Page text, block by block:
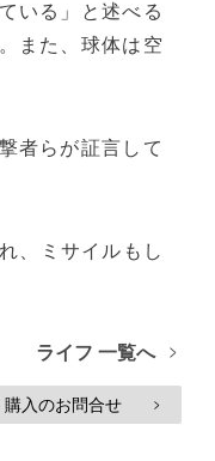
いる」と述べる
また、球体は空
者らが証言して
、ミサイルもし
ライフ 一覧へ >
購入のお問合せ >